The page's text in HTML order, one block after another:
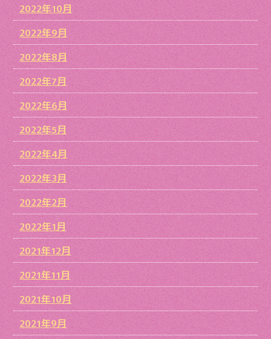
2022年10月
2022年9月
2022年8月
2022年7月
2022年6月
2022年5月
2022年4月
2022年3月
2022年2月
2022年1月
2021年12月
2021年11月
2021年10月
2021年9月